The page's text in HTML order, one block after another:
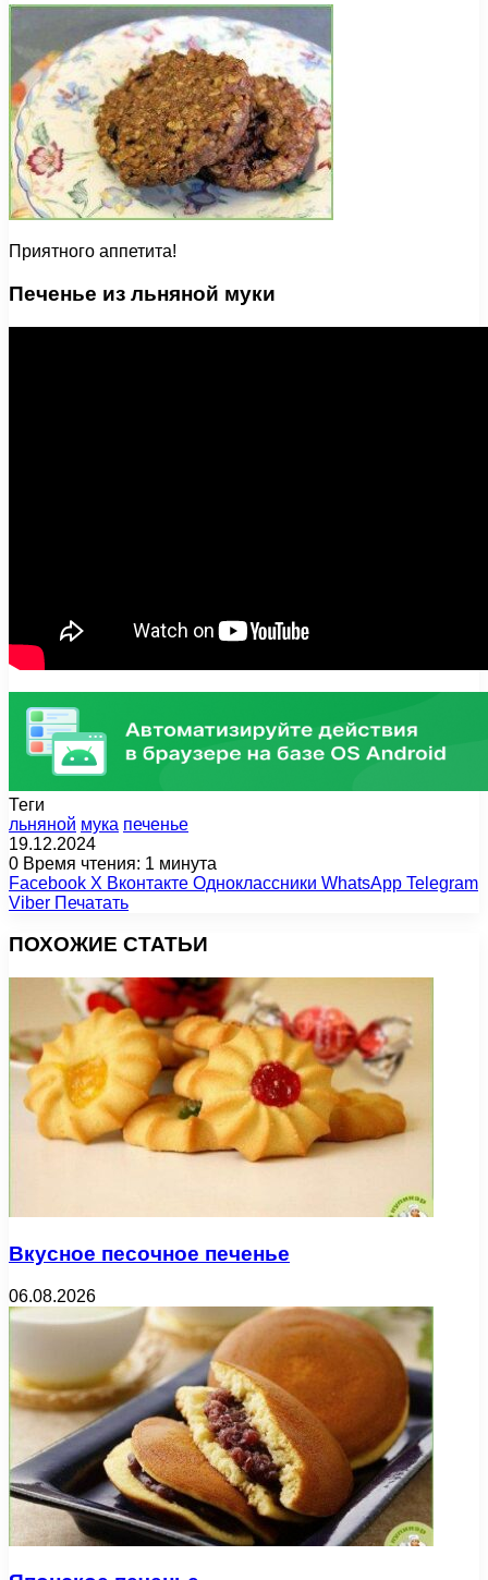
Приятного аппетита!
Печенье из льняной муки
Теги
льняной мука печенье
19.12.2024
0 Время чтения: 1 минута
Facebook X Вконтакте Одноклассники WhatsApp Telegram
Viber Печатать
ПОХОЖИЕ СТАТЬИ
Вкусное песочное печенье
06.08.2026